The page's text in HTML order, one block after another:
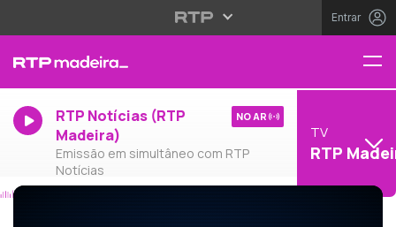
Entrar
RTP Notícias (RTP
Madeira)
Emissão em simultâneo com RTP
Notícias
NO AR
TV
RTP